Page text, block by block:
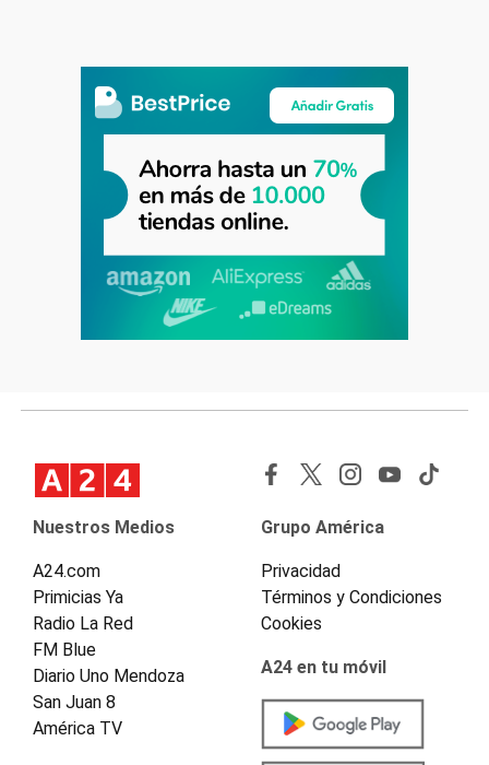
Nuestros Medios
A24.com
Primicias Ya
Radio La Red
FM Blue
Diario Uno Mendoza
San Juan 8
América TV
Grupo América
Privacidad
Términos y Condiciones
Cookies
A24 en tu móvil